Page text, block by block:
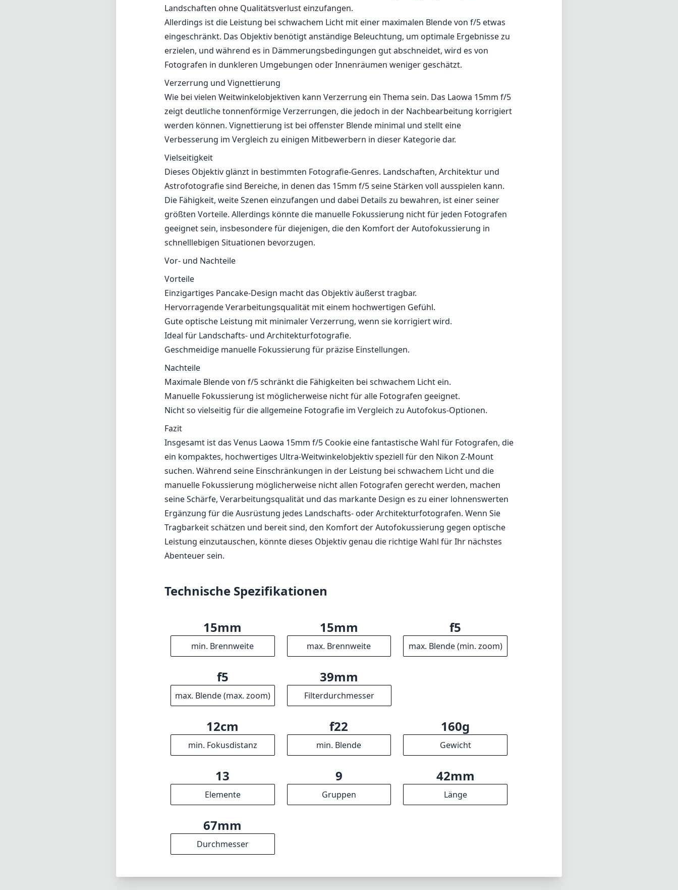
Landschaften ohne Qualitätsverlust einzufangen.
Allerdings ist die Leistung bei schwachem Licht mit einer maximalen Blende von f/5 etwas
eingeschränkt. Das Objektiv benötigt anständige Beleuchtung, um optimale Ergebnisse zu
erzielen, und während es in Dämmerungsbedingungen gut abschneidet, wird es von
Fotografen in dunkleren Umgebungen oder Innenräumen weniger geschätzt.
Verzerrung und Vignettierung
Wie bei vielen Weitwinkelobjektiven kann Verzerrung ein Thema sein. Das Laowa 15mm f/5
zeigt deutliche tonnenförmige Verzerrungen, die jedoch in der Nachbearbeitung korrigiert
werden können. Vignettierung ist bei offenster Blende minimal und stellt eine
Verbesserung im Vergleich zu einigen Mitbewerbern in dieser Kategorie dar.
Vielseitigkeit
Dieses Objektiv glänzt in bestimmten Fotografie-Genres. Landschaften, Architektur und
Astrofotografie sind Bereiche, in denen das 15mm f/5 seine Stärken voll ausspielen kann.
Die Fähigkeit, weite Szenen einzufangen und dabei Details zu bewahren, ist einer seiner
größten Vorteile. Allerdings könnte die manuelle Fokussierung nicht für jeden Fotografen
geeignet sein, insbesondere für diejenigen, die den Komfort der Autofokussierung in
schnelllebigen Situationen bevorzugen.
Vor- und Nachteile
Vorteile
Einzigartiges Pancake-Design macht das Objektiv äußerst tragbar.
Hervorragende Verarbeitungsqualität mit einem hochwertigen Gefühl.
Gute optische Leistung mit minimaler Verzerrung, wenn sie korrigiert wird.
Ideal für Landschafts- und Architekturfotografie.
Geschmeidige manuelle Fokussierung für präzise Einstellungen.
Nachteile
Maximale Blende von f/5 schränkt die Fähigkeiten bei schwachem Licht ein.
Manuelle Fokussierung ist möglicherweise nicht für alle Fotografen geeignet.
Nicht so vielseitig für die allgemeine Fotografie im Vergleich zu Autofokus-Optionen.
Fazit
Insgesamt ist das Venus Laowa 15mm f/5 Cookie eine fantastische Wahl für Fotografen, die
ein kompaktes, hochwertiges Ultra-Weitwinkelobjektiv speziell für den Nikon Z-Mount
suchen. Während seine Einschränkungen in der Leistung bei schwachem Licht und die
manuelle Fokussierung möglicherweise nicht allen Fotografen gerecht werden, machen
seine Schärfe, Verarbeitungsqualität und das markante Design es zu einer lohnenswerten
Ergänzung für die Ausrüstung jedes Landschafts- oder Architekturfotografen. Wenn Sie
Tragbarkeit schätzen und bereit sind, den Komfort der Autofokussierung gegen optische
Leistung einzutauschen, könnte dieses Objektiv genau die richtige Wahl für Ihr nächstes
Abenteuer sein.
Technische Spezifikationen
15mm
min. Brennweite
15mm
max. Brennweite
f5
max. Blende (min. zoom)
f5
max. Blende (max. zoom)
39mm
Filterdurchmesser
12cm
min. Fokusdistanz
f22
min. Blende
160g
Gewicht
13
Elemente
9
Gruppen
42mm
Länge
67mm
Durchmesser